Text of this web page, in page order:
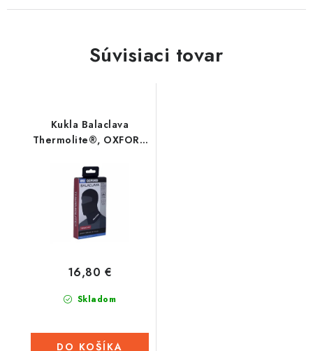
Súvisiaci tovar
Kukla Balaclava
Thermolite®, OXFORD
Skladom
16,80 €
DO KOŠÍKA